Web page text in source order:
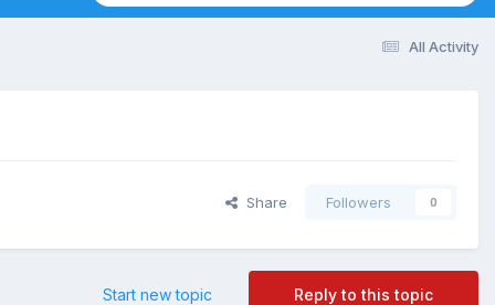
All Activity
Share Followers 0
Reply to this topic
Start new topic